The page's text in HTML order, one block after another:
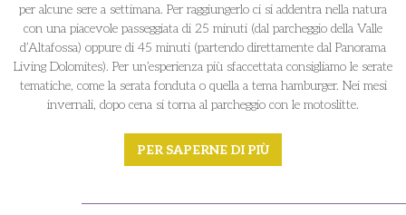
per alcune sere a settimana. Per raggiungerlo ci si addentra nella natura
con una piacevole passeggiata di 25 minuti (dal parcheggio della Valle
d’Altafossa) oppure di 45 minuti (partendo direttamente dal Panorama
Living Dolomites). Per un’esperienza più sfaccettata consigliamo le serate
tematiche, come la serata fonduta o quella a tema hamburger. Nei mesi
invernali, dopo cena si torna al parcheggio con le motoslitte.
PER SAPERNE DI PIÙ